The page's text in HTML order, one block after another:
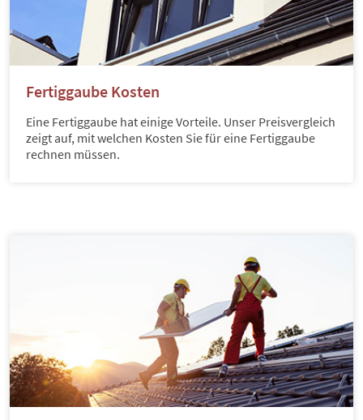
Fertiggaube Kosten
Eine Fertiggaube hat einige Vorteile. Unser Preisvergleich
zeigt auf, mit welchen Kosten Sie für eine Fertiggaube
rechnen müssen.